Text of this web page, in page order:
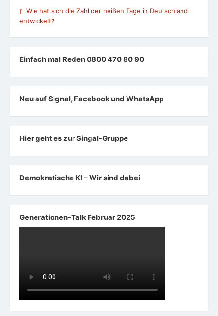
Wie hat sich die Zahl der heißen Tage in Deutschland
entwickelt?
Einfach mal Reden 0800 470 80 90
Neu auf Signal, Facebook und WhatsApp
Hier geht es zur Singal-Gruppe
Demokratische KI – Wir sind dabei
Generationen-Talk Februar 2025